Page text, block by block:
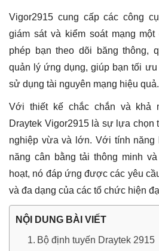
Vigor2915 cung cấp các công
giám sát và kiểm soát mạng
phép bạn theo dõi băng thông,
quản lý ứng dụng, giúp bạn tối
sử dụng tài nguyên mạng hiệu quả.
Với thiết kế chắc chắn và khả
Draytek Vigor2915 là sự lựa chọn
nghiệp vừa và lớn. Với tính năng
năng cân bằng tải thông minh
hoạt, nó đáp ứng được các yêu
và đa dạng của các tổ chức hiện
NỘI DUNG BÀI VIẾT
Bộ định tuyến Draytek 2915